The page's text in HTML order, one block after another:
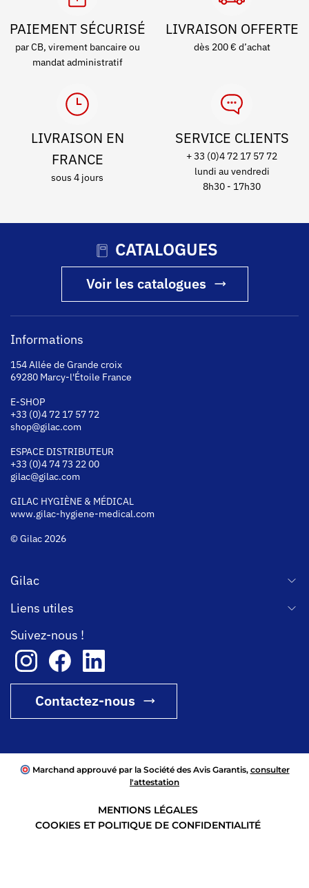
PAIEMENT SÉCURISÉ
par CB, virement bancaire ou
mandat administratif
LIVRAISON OFFERTE
dès 200 € d’achat
LIVRAISON EN
FRANCE
sous 4 jours
SERVICE CLIENTS
+ 33 (0)4 72 17 57 72
lundi au vendredi
8h30 - 17h30
CATALOGUES
Voir les catalogues
Informations
154 Allée de Grande croix
69280 Marcy-l'Étoile France
E-SHOP
+33 (0)4 72 17 57 72
shop@gilac.com
ESPACE DISTRIBUTEUR
+33 (0)4 74 73 22 00
gilac@gilac.com
GILAC HYGIÈNE & MÉDICAL
www.gilac-hygiene-medical.com
© Gilac 2026
Gilac
Liens utiles
Suivez-nous !
Contactez-nous
Marchand approuvé par la Société des Avis Garantis, consulter
l'attestation
MENTIONS LÉGALES
COOKIES ET POLITIQUE DE CONFIDENTIALITÉ